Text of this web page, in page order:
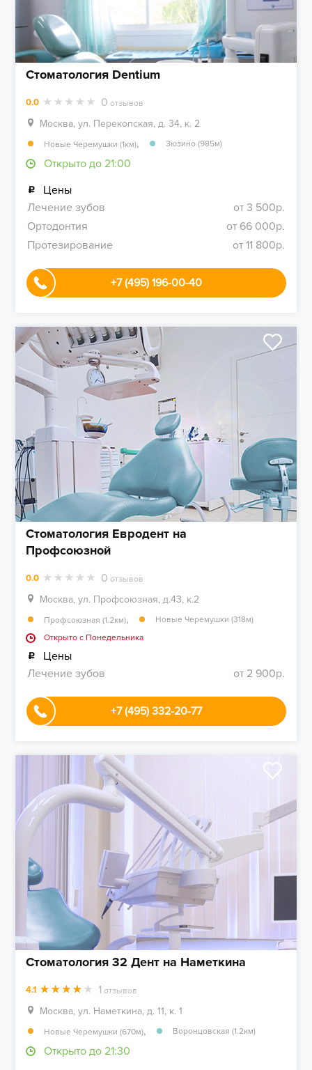
Стоматология Dentium
0.0 0 отзывов
Москва, ул. Перекопская, д. 34, к. 2
Новые Черемушки (1км), Зюзино (985м)
Открыто до 21:00
Цены
Лечение зубов
от 3 500р.
Ортодонтия
от 66 000р.
Протезирование
от 11 800р.
+7 (495) 196-00-40
Стоматология Евродент на
Профсоюзной
0.0 0 отзывов
Москва, ул. Профсоюзная, д.43, к.2
Профсоюзная (1.2км),
Новые Черемушки (318м)
Открыто c Понедельника
Цены
Лечение зубов
от 2 900р.
+7 (495) 332-20-77
Стоматология 32 Дент на Наметкина
4.1 1 отзывов
Москва, ул. Наметкина, д. 11, к. 1
Новые Черемушки (670м), Воронцовская (1.2км)
Открыто до 21:30